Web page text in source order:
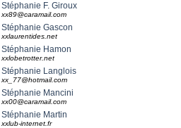
Stéphanie F. Giroux
xx89@caramail.com
Stéphanie Gascon
xxlaurentides.net
Stéphanie Hamon
xxlobetrotter.net
Stéphanie Langlois
xx_77@hotmail.com
Stéphanie Mancini
xx00@caramail.com
Stéphanie Martin
xxlub-internet.fr